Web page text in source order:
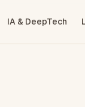
IA & DeepTech